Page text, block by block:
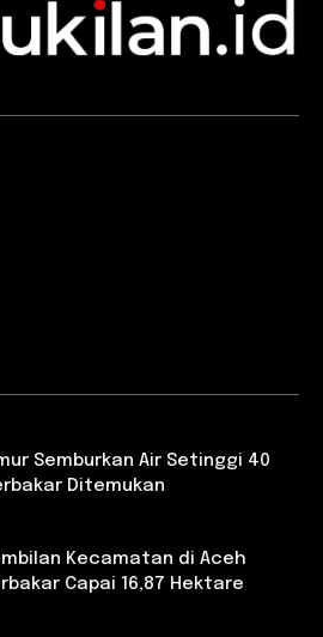
Semburkan Air Setinggi 40
Ditemukan
Kecamatan di Aceh
Capai 16,87 Hektare